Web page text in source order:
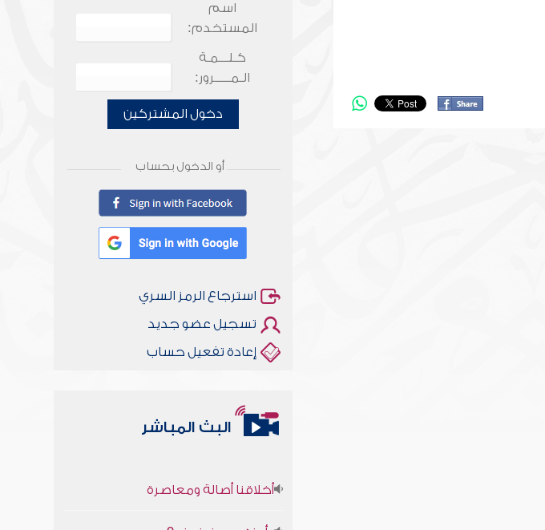
اسم
المستخدم:
كـلـــمـة
الـمـــــرور:
دخول المشتركين
أو الدخول بحساب
استرجاع الرمز السري
تسجيل عضو جديد
إعادة تفعيل حساب
البث المباشر